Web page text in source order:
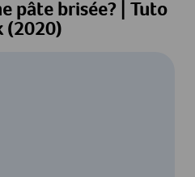
pâte brisée? | Tuto
(2020)